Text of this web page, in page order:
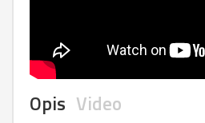
Opis Video